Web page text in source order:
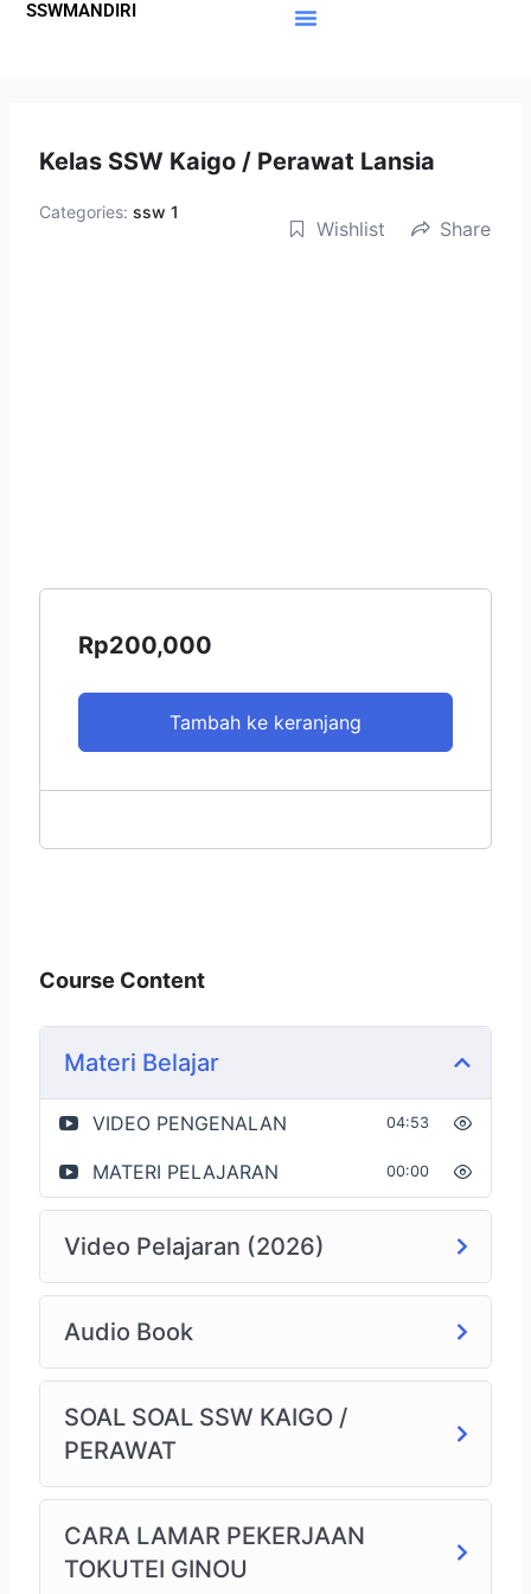
LewatiSSWMANDIRI
Kelas SSW Kaigo / Perawat Lansia
Categories:ssw 1
Wishlist Share
Rp200,000
Tambah ke keranjang
Course Content
Materi Belajar
VIDEO PENGENALAN 04:53
MATERI PELAJARAN 00:00
Video Pelajaran (2026)
Audio Book
SOAL SOAL SSW KAIGO /
PERAWAT
CARA LAMAR PEKERJAAN
TOKUTEI GINOU